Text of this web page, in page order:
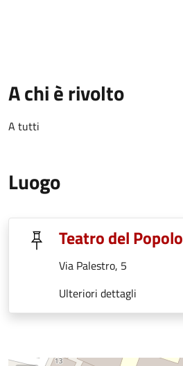
A chi è rivolto
A tutti
Luogo
Teatro del Popolo
Via Palestro, 5
Ulteriori dettagli